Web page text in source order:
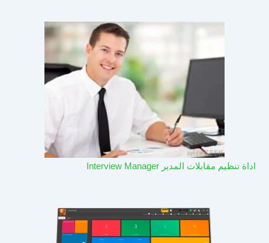
اداة تنظيم مقابلات المدير Interview Manager